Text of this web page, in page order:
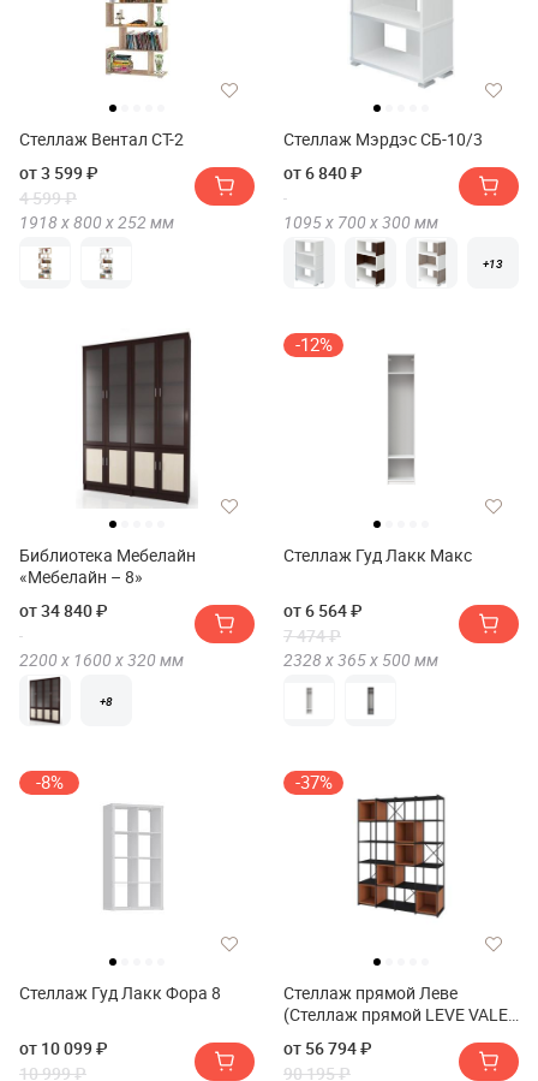
Стеллаж Вентал СТ-2
от 3 599 ₽
4 599 ₽
1918 х800 х252 мм
Стеллаж Мэрдэс СБ-10/3
от 6 840 ₽
1095 х 700 х300 мм
+13
Библиотека Мебелайн
«Мебелайн – 8»
от 34 840 ₽
2200 х 1600 х320 мм
+8
-12%
Стеллаж Гуд Лакк Макс
от 6 564 ₽
7 474 ₽
2328 х365 х 500 мм
-8%
Стеллаж Гуд Лакк Фора 8
от 10 099 ₽
10 999 ₽
-37%
Стеллаж прямой Леве
(Стеллаж прямой LEVE VALE
от 56 794 ₽
90 195 ₽